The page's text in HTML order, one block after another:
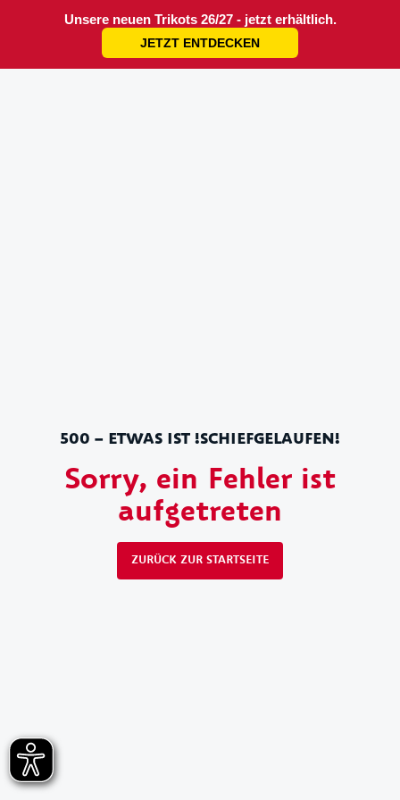
Unsere neuen Trikots 26/27 - jetzt erhältlich.
JETZT ENTDECKEN
500 – ETWAS IST !SCHIEFGELAUFEN!
Sorry, ein Fehler ist
aufgetreten
ZURÜCK ZUR STARTSEITE